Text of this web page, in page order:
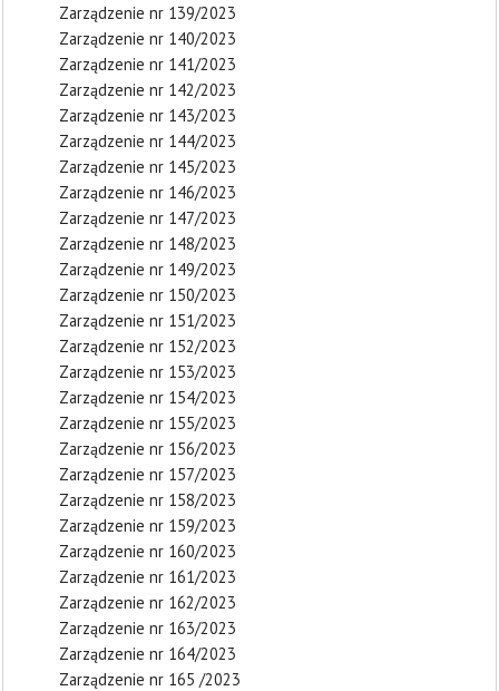
Zarządzenie nr 139/2023
Zarządzenie nr 140/2023
Zarządzenie nr 141/2023
Zarządzenie nr 142/2023
Zarządzenie nr 143/2023
Zarządzenie nr 144/2023
Zarządzenie nr 145/2023
Zarządzenie nr 146/2023
Zarządzenie nr 147/2023
Zarządzenie nr 148/2023
Zarządzenie nr 149/2023
Zarządzenie nr 150/2023
Zarządzenie nr 151/2023
Zarządzenie nr 152/2023
Zarządzenie nr 153/2023
Zarządzenie nr 154/2023
Zarządzenie nr 155/2023
Zarządzenie nr 156/2023
Zarządzenie nr 157/2023
Zarządzenie nr 158/2023
Zarządzenie nr 159/2023
Zarządzenie nr 160/2023
Zarządzenie nr 161/2023
Zarządzenie nr 162/2023
Zarządzenie nr 163/2023
Zarządzenie nr 164/2023
Zarządzenie nr 165 /2023